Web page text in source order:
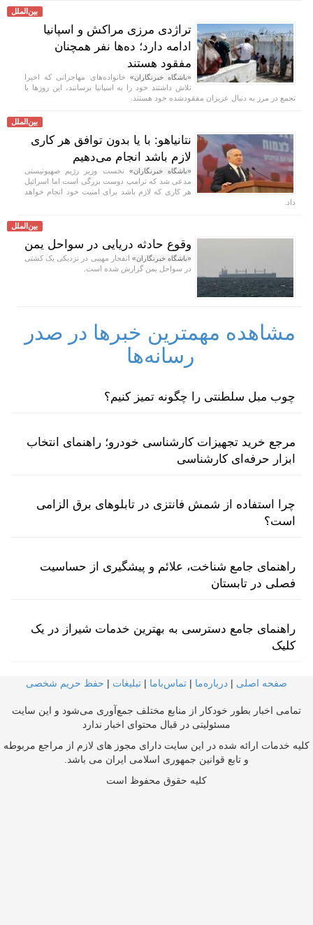
بین‌الملل
تراژدی مرزی مراکش و اسپانیا
ادامه دارد؛ ده‌ها نفر همچنان
مفقود هستند
«باشگاه خبرنگاران» خانواده‌های مهاجرانی که اخیرا
تلاش داشتند خود را به اسپانیا برسانند، این روز‌ها با
تجمع در مرز به دنبال عزیزان مفقودشده خود هستند.
بین‌الملل
نتانیاهو: با یا بدون توافق هر کاری
لازم باشد انجام می‌دهیم
«باشگاه خبرنگاران» نخست وزیر رژیم صهیونیستی
مدعی شد که ترامپ دوست بزرگی است اما اسرائیل
هر کاری که لازم باشد برای امنیت خود انجام خواهد
داد.
بین‌الملل
وقوع حادثه دریایی در سواحل یمن
«باشگاه خبرنگاران» انفجار مهیبی در نزدیکی یک کشتی
در سواحل یمن گزارش شده است.
مشاهده مهمترین خبرها در صدر
رسانه‌ها
چوب مبل سلطنتی را چگونه تمیز کنیم؟
مرجع خرید تجهیزات کارشناسی خودرو؛ راهنمای انتخاب
ابزار حرفه‌ای کارشناسی
چرا استفاده از شمش فانتزی در تابلوهای برق الزامی
است؟
راهنمای جامع شناخت، علائم و پیشگیری از حساسیت
فصلی در تابستان
راهنمای جامع دسترسی به بهترین خدمات شیراز در یک
کلیک
صفحه اصلی | درباره‌ما | تماس‌با‌ما | تبلیغات | حفظ حریم شخصی
تمامی اخبار بطور خودکار از منابع مختلف جمع‌آوری می‌شود و این سایت
مسئولیتی در قبال محتوای اخبار ندارد
کلیه خدمات ارائه شده در این سایت دارای مجوز های لازم از مراجع مربوطه
و تابع قوانین جمهوری اسلامی ایران می باشد.
کلیه حقوق محفوظ است